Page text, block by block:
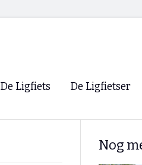
De Ligfiets De Ligfietser
Nog